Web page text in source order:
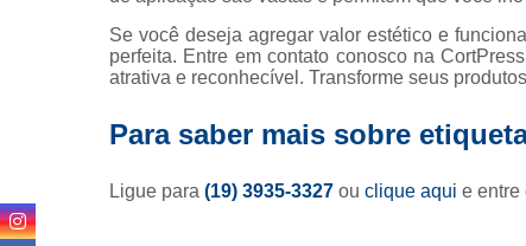
Se você deseja agregar valor estético e
perfeita. Entre em contato conosco na
atrativa e reconhecível. Transforme seus
Para saber mais sobre
Ligue para (19) 3935-3327 ou clique aqui e entre